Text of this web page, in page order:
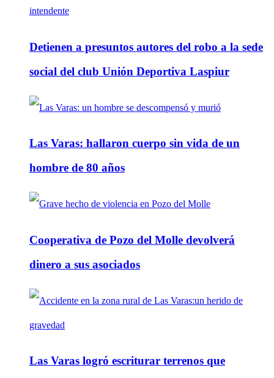
Detienen a presuntos autores del robo a la sede
social del club Unión Deportiva Laspiur
Las Varas: hallaron cuerpo sin vida de un
hombre de 80 años
Cooperativa de Pozo del Molle devolverá
dinero a sus asociados
Las Varas logró escriturar terrenos que